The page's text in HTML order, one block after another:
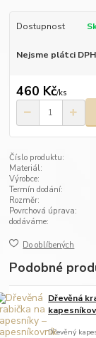
Dostupnost
Nejsme plátci DPH
460 Kč/ks
Číslo produktu:
Materiál:
Výrobce:
Termín dodání:
Rozměr:
Povrchová úprava:
dodáváme:
Do oblíbených
Podobné
Dřevěná
Dřevěný